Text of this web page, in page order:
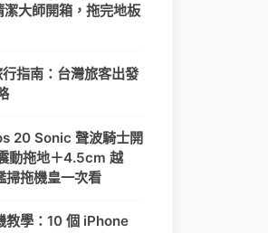
大師開箱，拖完地板
指南：台灣旅客出發
20 Sonic 聲波騎士開
動拖地＋4.5cm 越
拖機皇一次看
教學：10 個 iPhone